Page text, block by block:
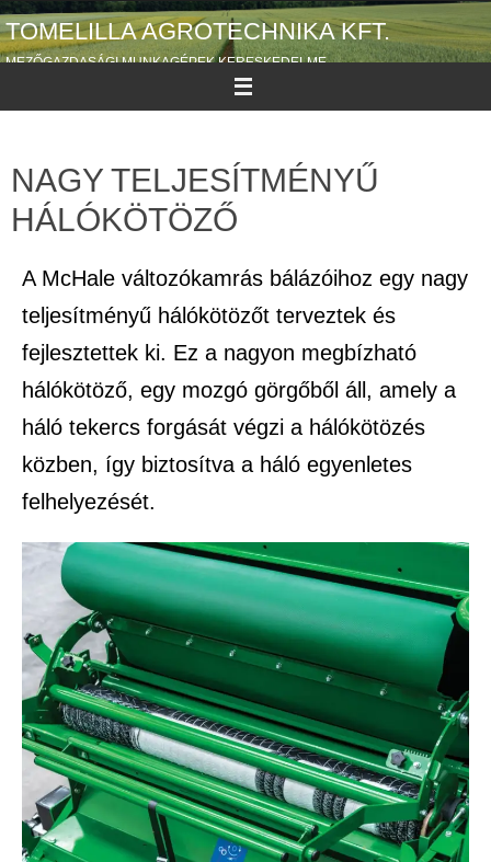
TOMELILLA AGROTECHNIKA KFT.
MEZŐGAZDASÁGI MUNKAGÉPEK KERESKEDELME
NAGY TELJESÍTMÉNYŰ
HÁLÓKÖTÖZŐ
A McHale változókamrás bálázóihoz egy nagy
teljesítményű hálókötözőt terveztek és
fejlesztettek ki. Ez a nagyon megbízható
hálókötöző, egy mozgó görgőből áll, amely a
háló tekercs forgását végzi a hálókötözés
közben, így biztosítva a háló egyenletes
felhelyezését.